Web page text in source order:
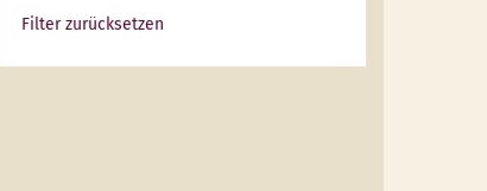
Filter zurücksetzen